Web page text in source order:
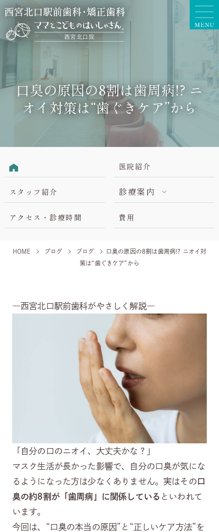
口臭の原因の8割は歯周病!? ニ
オイ対策は“歯ぐきケア”から
医院紹介
スタッフ紹介 診療案内
アクセス・診療時間 費用
HOME ブログ ブログ
口臭の原因の8割は歯周病!? ニオイ対
策は“歯ぐきケア”から
―西宮北口駅前歯科がやさしく解説―
「自分の口のニオイ、大丈夫かな？」
マスク生活が長かった影響で、自分の口臭が気にな
るようになった方は少なくありません。実はその 口
臭の約8割が「歯周病」に関係している といわれて
います。
今回は、“口臭の本当の原因”と“正しいケア方法”を